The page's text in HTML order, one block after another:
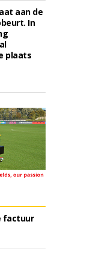
aan de
In
plaats
factuur